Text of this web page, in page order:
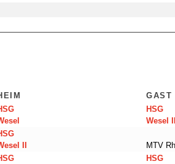
GAST
HSG
Wesel
II
MTV
HSG